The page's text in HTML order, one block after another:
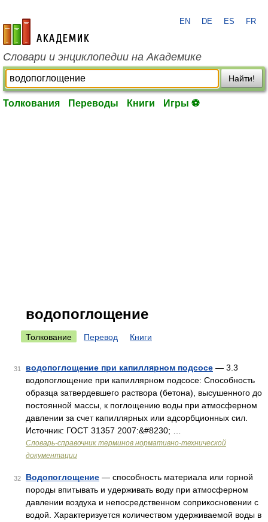
academic.ru
EN DE ES FR
Словари и энциклопедии на Академике
Найти!
Толкования Переводы Книги Игры ⚽
водопоглощение
Толкование Перевод Книги
31 водопоглощение при капиллярном подсосе — 3.3
водопоглощение при капиллярном подсосе: Способность
образца затвердевшего раствора (бетона), высушенного до
постоянной массы, к поглощению воды при атмосферном
давлении за счет капиллярных или адсорбционных сил.
Источник: ГОСТ 31357 2007:&#8230; …
Словарь-справочник терминов нормативно-технической
документации
32 Водопоглощение — способность материала или горной
породы впитывать и удерживать воду при атмосферном
давлении воздуха и непосредственном соприкосновении с
водой. Характеризуется количеством удерживаемой воды в